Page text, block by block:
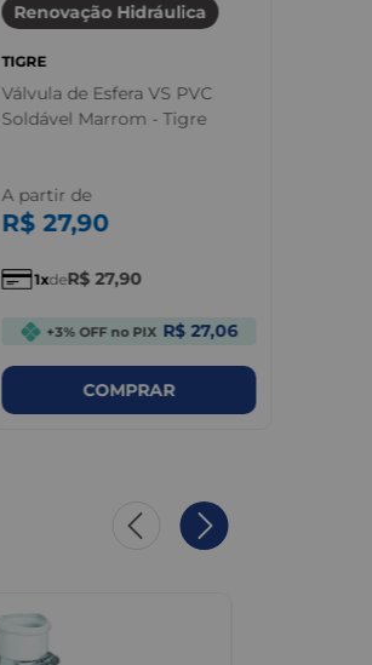
Renovação Hidráulica
TIGRE
Válvula de Esfera VS PVC
Soldável Marrom - Tigre
A partir de
R$ 27,90
1 deR$ 27,90
+3% OFF no PIX R$ 27,06
COMPRAR